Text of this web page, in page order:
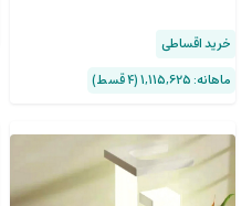
خرید اقساطی
ماهانه: 1,115,625 (۴ قسط)